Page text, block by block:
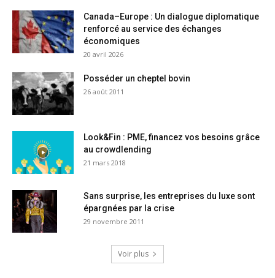
Canada–Europe : Un dialogue diplomatique
renforcé au service des échanges
économiques
20 avril 2026
Posséder un cheptel bovin
26 août 2011
Look&Fin : PME, financez vos besoins grâce
au crowdlending
21 mars 2018
Sans surprise, les entreprises du luxe sont
épargnées par la crise
29 novembre 2011
Voir plus